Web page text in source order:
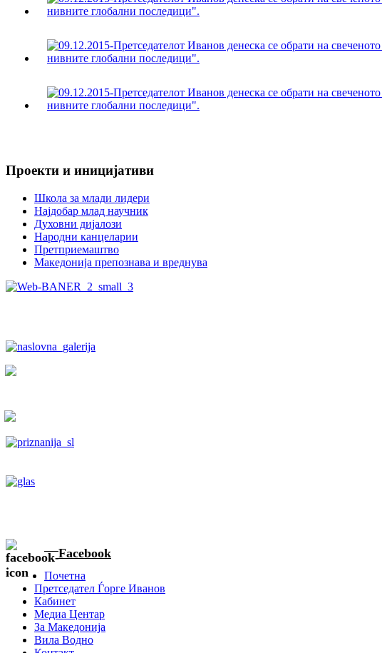
Проекти и иницијативи
Школа за млади лидери
Најдобар млад научник
Духовни дијалози
Народни канцеларии
Претприемаштво
Македонија препознава и вреднува
Facebook
Почетна
Претседател Ѓорге Иванов
Кабинет
Медиа Центар
За Македонија
Вила Водно